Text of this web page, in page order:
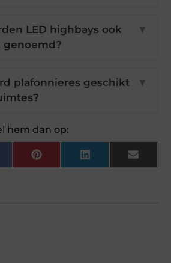
LED highbays ook
genoemd?
▼
plafonnieres geschikt
▼
hem dan op:
PinterestLinkedInEmail